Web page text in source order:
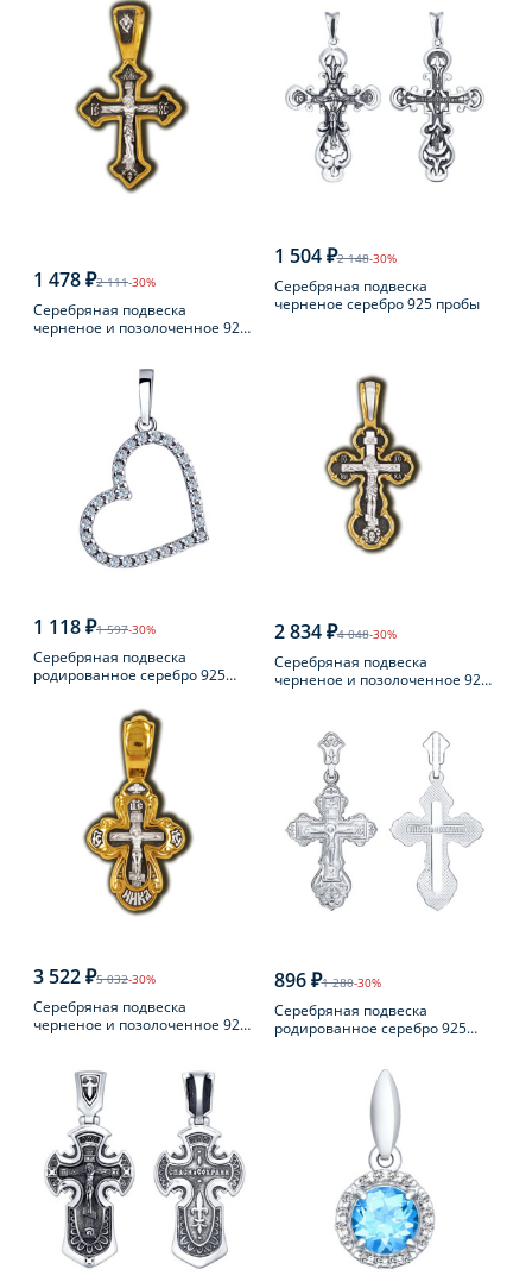
1 478 ₽2 111-30%
Серебряная подвеска
черненое и позолоченное 925
1 504 ₽2 148-30%
Серебряная подвеска
черненое серебро 925 пробы
1 118 ₽1 597-30%
Серебряная подвеска
родированное серебро 925
2 834 ₽4 048-30%
Серебряная подвеска
черненое и позолоченное 925
3 522 ₽5 032-30%
Серебряная подвеска
черненое и позолоченное 925
896 ₽1 280-30%
Серебряная подвеска
родированное серебро 925